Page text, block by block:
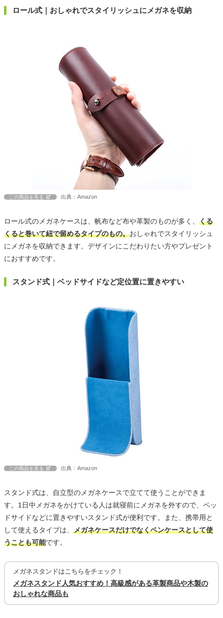
ロール式｜おしゃれでスタイリッシュにメガネを収納
この商品を見る 出典：Amazon
ロール式のメガネケースは、帆布など布や革製のものが多く、 くる
くると巻いて紐で留めるタイプのもの。おしゃれでスタイリッシュ
にメガネを収納できます。デザインにこだわりたい方やプレゼント
におすすめです。
スタンド式｜ベッドサイドなど定位置に置きやすい
この商品を見る 出典：Amazon
スタンド式は、自立型のメガネケースで立てて使うことができま
す。1日中メガネをかけている人は就寝前にメガネを外すので、ベッ
ドサイドなどに置きやすいスタンド式が便利です。また、携帯用と
して使えるタイプは、 メガネケースだけでなくペンケースとして使
うことも可能です。
メガネスタンドはこちらをチェック！
メガネスタンド人気おすすめ！高級感がある革製商品や木製の
おしゃれな商品も